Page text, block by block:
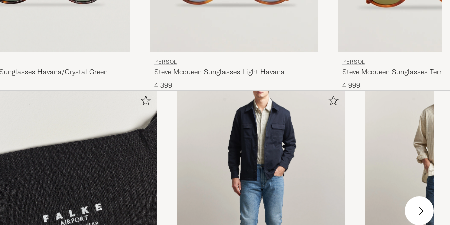
Havana/Crystal Green
PERSOL
Steve Mcqueen Sunglasses Light Havana
4 399,-
PERSOL
Steve Mcqueen Sunglasses Terra
4 999,-